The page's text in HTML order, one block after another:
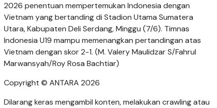
2026 penentuan mempertemukan Indonesia dengan
Vietnam yang bertanding di Stadion Utama Sumatera
Utara, Kabupaten Deli Serdang, Minggu (7/6). Timnas
Indonesia U19 mampu memenangkan pertandingan atas
Vietnam dengan skor 2-1. (M. Valery Maulidzar S/Fahrul
Marwansyah/Roy Rosa Bachtiar)
Copyright © ANTARA 2026
Dilarang keras mengambil konten, melakukan crawling atau